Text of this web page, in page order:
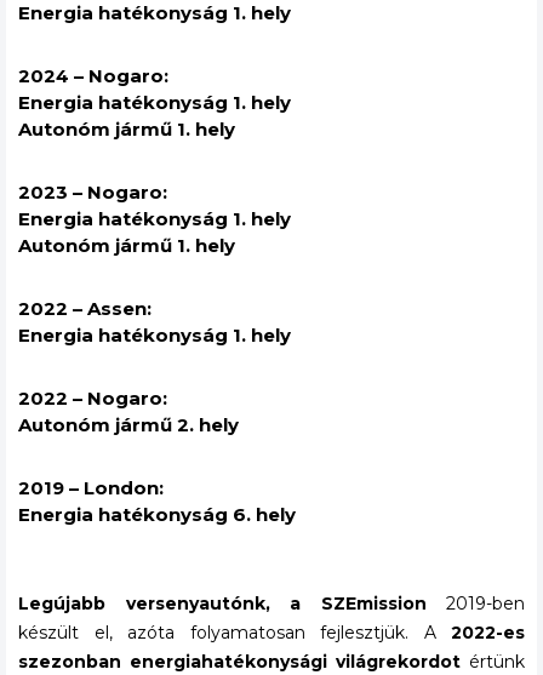
Energia hatékonyság 1. hely
2024 – Nogaro:
Energia hatékonyság 1. hely
Autonóm jármű 1. hely
2023 – Nogaro:
Energia hatékonyság 1. hely
Autonóm jármű 1. hely
2022 – Assen:
Energia hatékonyság 1. hely
2022 – Nogaro:
Autonóm jármű 2. hely
2019 – London:
Energia hatékonyság 6. hely
Legújabb versenyautónk, a SZEmission 2019-ben
készült el, azóta folyamatosan fejlesztjük. A 2022-es
szezonban energiahatékonysági világrekordot értünk